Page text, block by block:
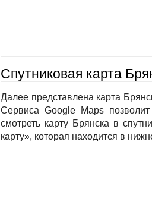
Спутниковая карта
Далее представлена карта
Сервиса Google Maps
смотреть карту Брянска в
карту», которая находится в